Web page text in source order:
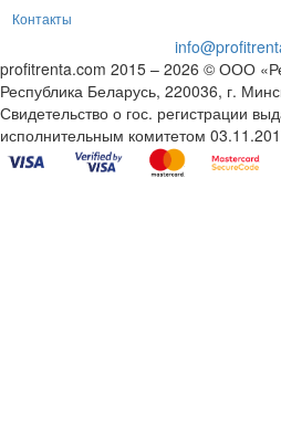
Контакты
profitrenta.com 2015 – 2026 © ООО
Республика Беларусь, 220036, г.
Свидетельство о гос. регистрации
исполнительным комитетом